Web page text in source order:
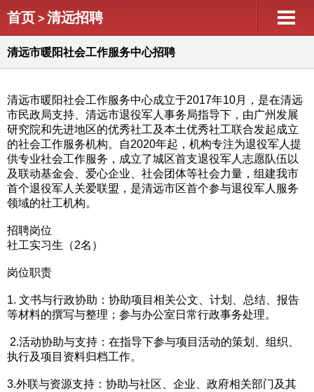
首页 > 清远招聘
清远市暖阳社会工作服务中心招聘
清远市暖阳社会工作服务中心成立于2017年10月，是在清远
市民政局支持、清远市退役军人事务局指导下，由广州发展
研究院和先进地区的优秀社工及本土优秀社工联合发起成立
的社会工作服务机构。自2020年起，机构专注为退役军人提
供专业社会工作服务，成立了城区首支退役军人志愿队伍以
及联动基金会、爱心企业、社会团体等社会力量，组建我市
首个退役军人关爱联盟，是清远市区首个参与退役军人服务
领域的社工机构。
招聘岗位
社工实习生（2名）
岗位职责
1. 文书与行政协助：协助项目相关公文、计划、总结、报告
等材料的撰写与整理；参与办公室日常行政事务处理。
2.活动协助与支持：在指导下参与项目活动的策划、组织、
执行及项目资料归档工作。
3.外联与资源支持：协助与社区、企业、政府相关部门及其